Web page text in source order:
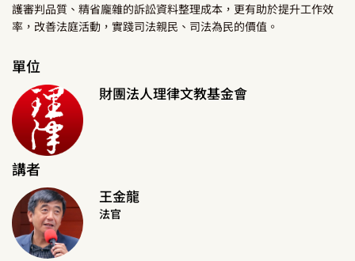
護審判品質、精省龐雜的訴訟資料整理成本，更有助於提升工作效
率，改善法庭活動，實踐司法親民、司法為民的價值。
單位
財團法人理律文教基金會
講者
王金龍
法官